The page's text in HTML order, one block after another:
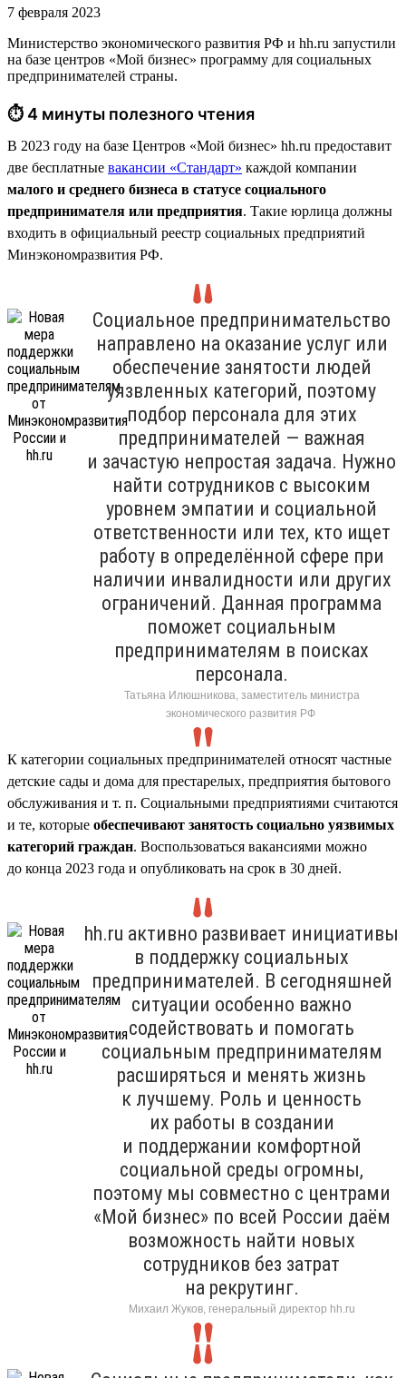
7 февраля 2023
Министерство экономического развития РФ и hh.ru запустили
на базе центров «Мой бизнес» программу для социальных
предпринимателей страны.
⏱ 4 минуты полезного чтения
В 2023 году на базе Центров «Мой бизнес» hh.ru предоставит
две бесплатные вакансии «Стандарт» каждой компании
малого и среднего бизнеса в статусе социального
предпринимателя или предприятия. Такие юрлица должны
входить в официальный реестр социальных предприятий
Минэкономразвития РФ.
Социальное предпринимательство
направлено на оказание услуг или
обеспечение занятости людей
уязвленных категорий, поэтому
подбор персонала для этих
предпринимателей — важная
и зачастую непростая задача. Нужно
найти сотрудников с высоким
уровнем эмпатии и социальной
ответственности или тех, кто ищет
работу в определённой сфере при
наличии инвалидности или других
ограничений. Данная программа
поможет социальным
предпринимателям в поисках
персонала.
Татьяна Илюшникова, заместитель министра
экономического развития РФ
К категории социальных предпринимателей относят частные
детские сады и дома для престарелых, предприятия бытового
обслуживания и т. п. Социальными предприятиями считаются
и те, которые обеспечивают занятость социально уязвимых
категорий граждан. Воспользоваться вакансиями можно
до конца 2023 года и опубликовать на срок в 30 дней.
hh.ru активно развивает инициативы
в поддержку социальных
предпринимателей. В сегодняшней
ситуации особенно важно
содействовать и помогать
социальным предпринимателям
расширяться и менять жизнь
к лучшему. Роль и ценность
их работы в создании
и поддержании комфортной
социальной среды огромны,
поэтому мы совместно с центрами
«Мой бизнес» по всей России даём
возможность найти новых
сотрудников без затрат
на рекрутинг.
Михаил Жуков, генеральный директор hh.ru